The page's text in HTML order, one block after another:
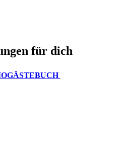
für dich